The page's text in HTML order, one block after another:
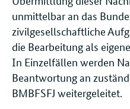
unmittelbar an das
zivilgesellschaftliche
die Bearbeitung als
In Einzelfällen werden
Beantwortung an
BMBFSFJ weitergeleitet.